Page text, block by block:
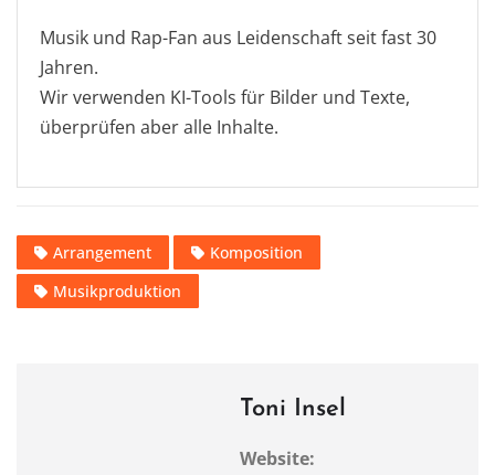
Musik und Rap-Fan aus Leidenschaft seit fast 30
Jahren.
Wir verwenden KI-Tools für Bilder und Texte,
überprüfen aber alle Inhalte.
Arrangement
Komposition
Musikproduktion
Toni Insel
Website: